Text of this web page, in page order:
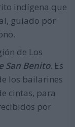
indígena que
guiado por
de Los
San Benito. Es
los bailarines
cintas, para
por